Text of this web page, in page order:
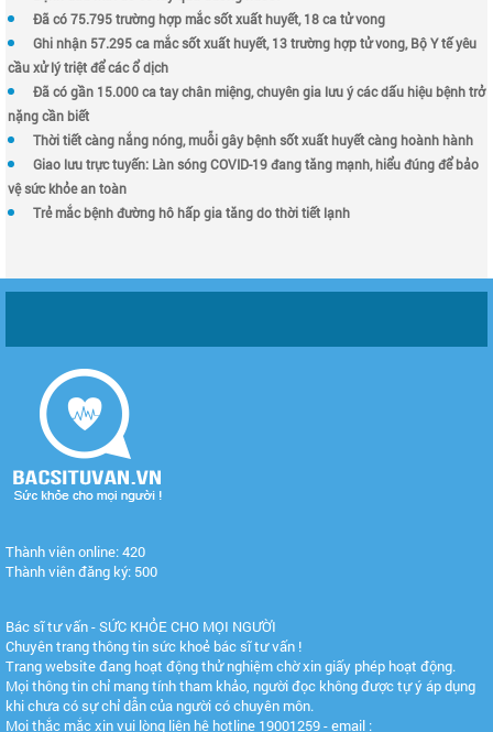
Đã có 75.795 trường hợp mắc sốt xuất huyết, 18 ca tử vong
Ghi nhận 57.295 ca mắc sốt xuất huyết, 13 trường hợp tử vong, Bộ Y tế yêu
cầu xử lý triệt để các ổ dịch
Đã có gần 15.000 ca tay chân miệng, chuyên gia lưu ý các dấu hiệu bệnh trở
nặng cần biết
Thời tiết càng nắng nóng, muỗi gây bệnh sốt xuất huyết càng hoành hành
Giao lưu trực tuyến: Làn sóng COVID-19 đang tăng mạnh, hiểu đúng để bảo
vệ sức khỏe an toàn
Trẻ mắc bệnh đường hô hấp gia tăng do thời tiết lạnh
Thành viên online: 420
Thành viên đăng ký: 500
Bác sĩ tư vấn - SỨC KHỎE CHO MỌI NGƯỜI
Chuyên trang thông tin sức khoẻ bác sĩ tư vấn !
Trang website đang hoạt động thử nghiệm chờ xin giấy phép hoạt động.
Mọi thông tin chỉ mang tính tham khảo, người đọc không được tự ý áp dụng
khi chưa có sự chỉ dẫn của người có chuyên môn.
Mọi thắc mắc xin vui lòng liên hệ hotline 19001259 - email :